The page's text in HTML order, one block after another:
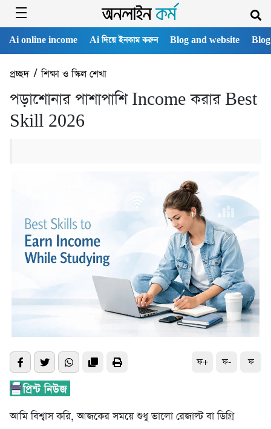
Ai online income Ai দিয়ে ইনকাম করুন Blog and website
প্রচ্ছদ/শিক্ষা ও স্কিল শেখা
পড়াশোনার পাশাপাশি Income করার Best
Skill 2026
ফ+ ফ- ফ
আমি বিশ্বাস করি, আজকের সময়ে শুধু ভালো রেজাল্ট বা ডিগ্রি